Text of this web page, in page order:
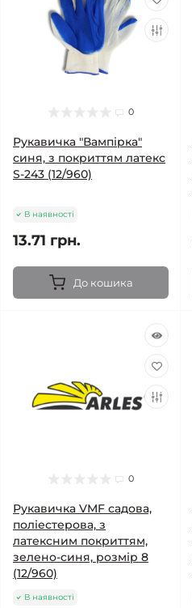
0
Рукавичка "Вампірка"
синя, з покриттям латекс
S-243 (12/960)
В наявності
13.71 грн.
До кошика
0
Рукавичка VMF садова,
поліестерова, з
латексним покриттям,
зелено-синя, розмір 8
(12/960)
В наявності